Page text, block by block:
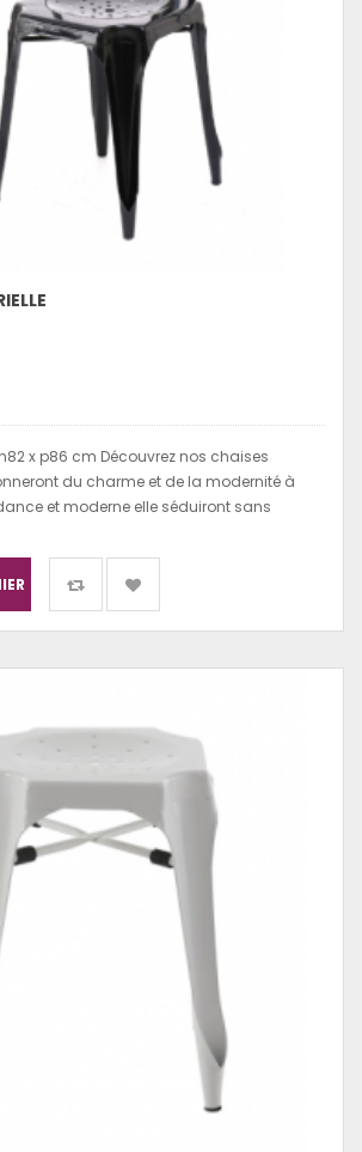
x p86 cm Découvrez nos chaises
du charme et de la modernité à
et moderne elle séduiront sans